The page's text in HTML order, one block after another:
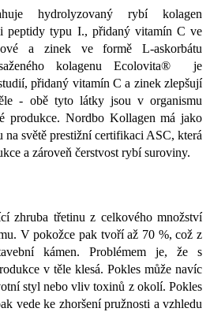
hydrolyzovaný rybí kolagen
peptidy typu I., přidaný vitamín C ve
a zinek ve formě L-askorbátu
kolagenu Ecolovita® je
přidaný vitamín C a zinek zlepšují
- obě tyto látky jsou v organismu
produkce. Nordbo Kollagen má jako
světě prestižní certifikaci ASC, která
a zároveň čerstvost rybí suroviny.
zhruba třetinu z celkového množství
V pokožce pak tvoří až 70 %, což z
kámen. Problémem je, že s
v těle klesá. Pokles může navíc
styl nebo vliv toxinů z okolí. Pokles
vede ke zhoršení pružnosti a vzhledu